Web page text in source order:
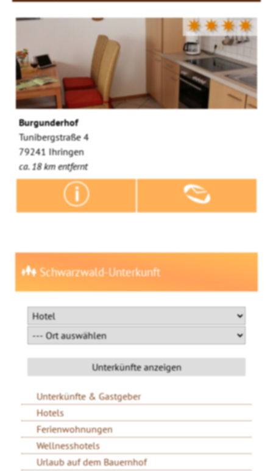
✷✷✷✷
Burgunderhof
Tunibergstraße 4
79241 Ihringen
ca. 18 km entfernt
Schwarzwald-Unterkunft
Unterkünfte & Gastgeber
Hotels
Ferienwohnungen
Wellnesshotels
Urlaub auf dem Bauernhof